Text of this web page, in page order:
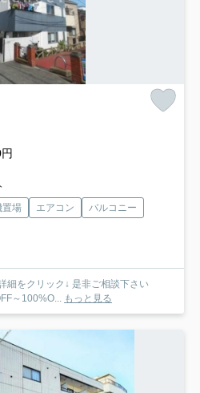
置場 エアコン
バルコニー
細をクリック↓ 是非ご相談下さい
～100%O...
もっと見る